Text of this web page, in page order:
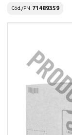
Cód./PN 71489359